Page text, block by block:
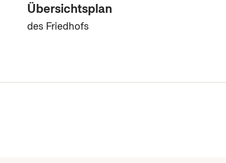
Übersichtsplan
des Friedhofs